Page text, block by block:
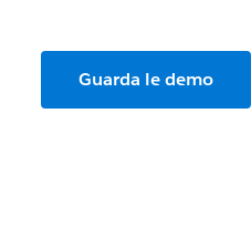
Guarda le demo